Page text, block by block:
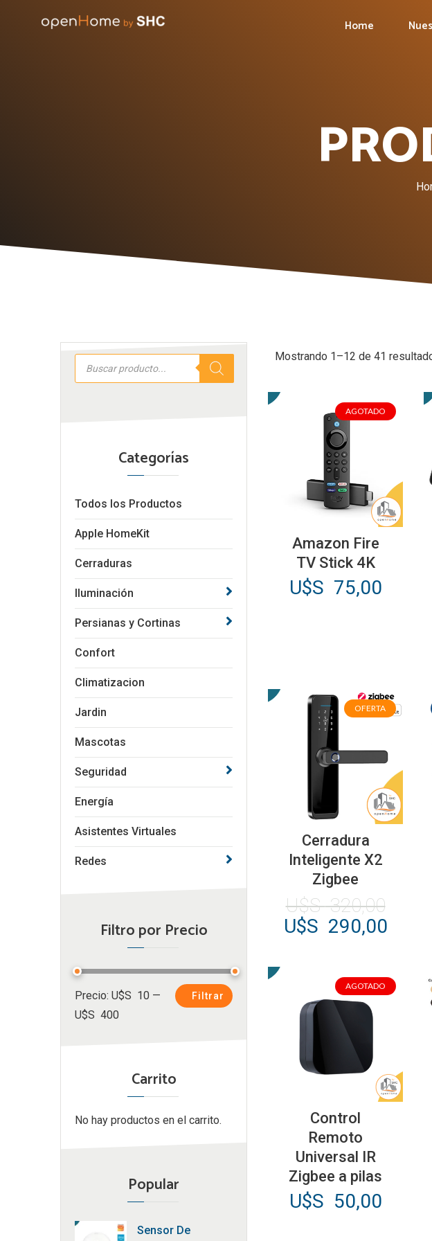
Home
Búsqueda
productos
Categorías
Todos los Productos
Apple HomeKit
Cerraduras
Iluminación
Persianas y Cortinas
Confort
Climatizacion
Jardin
Mascotas
Seguridad
Energía
Asistentes Virtuales
Redes
Filtro por Precio
Precio
mínimo
Precio
máximo
Filtrar
Precio: U$S 10 —
U$S 400
Carrito
No hay productos en el carrito.
Popular
Sensor De
Mostrando 1–12 de 41
AGOTADO
Amazon Fire
TV Stick 4K
U$S 75,00
OFERTA
Cerradura
Inteligente X2
Zigbee
U$S320,00
El
U$S
320,00.
U$S 290,00El
es:
U$S
AGOTADO
Control
Remoto
Universal IR
Zigbee a pilas
U$S 50,00